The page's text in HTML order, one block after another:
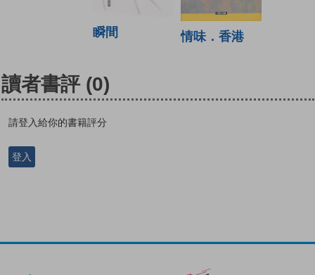
瞬間 情味．香港
讀者書評 (0)
請登入給你的書籍評分
登入